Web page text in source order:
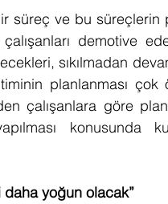
süreç ve bu
demotive
sıkılmadan
planlanması
çalışanlara göre
konusunda
daha yoğun olacak”